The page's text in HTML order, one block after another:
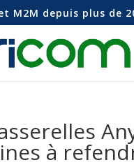
M2M depuis plus de
à